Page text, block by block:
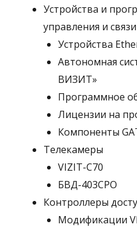
Устройства и
управления и связи
Устройства
Автономная
ВИЗИТ»
Программное
Лицензии на
Компоненты
Телекамеры
VIZIT-C70
БВД-403СРО
Контроллеры
Модификации